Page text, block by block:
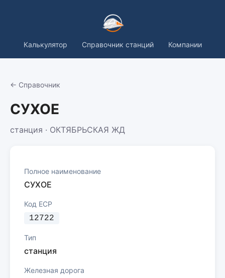
Калькулятор Справочник станций Компании
← Справочник
СУХОЕ
станция · ОКТЯБРЬСКАЯ ЖД
Полное наименование
СУХОЕ
Код ЕСР
12722
Тип
станция
Железная дорога